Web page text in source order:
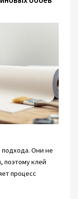
Они не
поэтому клей
процесс